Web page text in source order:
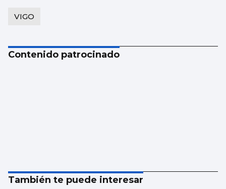
VIGO
Contenido patrocinado
También te puede interesar